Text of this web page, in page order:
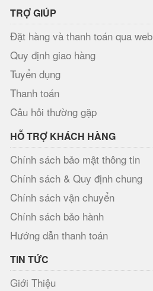
TRỢ GIÚP
Đặt hàng và thanh toán qua web
Quy định giao hàng
Tuyển dụng
Thanh toán
Câu hỏi thường gặp
HỖ TRỢ KHÁCH HÀNG
Chính sách bảo mật thông tin
Chính sách & Quy định chung
Chính sách vận chuyển
Chính sách bảo hành
Hướng dẫn thanh toán
TIN TỨC
Giới Thiệu